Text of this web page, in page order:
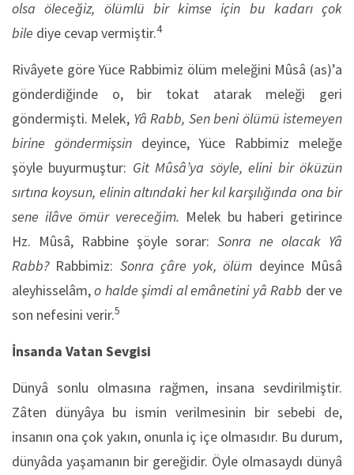
olsa öleceğiz, ölümlü bir kimse için bu kadarı çok
bile diye cevap vermiştir.4
Rivâyete göre Yüce Rabbimiz ölüm meleğini Mûsâ (as)’a
gönderdiğinde o, bir tokat atarak meleği geri
göndermişti. Melek, Yâ Rabb, Sen beni ölümü istemeyen
birine göndermişsin deyince, Yüce Rabbimiz meleğe
şöyle buyurmuştur: Git Mûsâ’ya söyle, elini bir öküzün
sırtına koysun, elinin altındaki her kıl karşılığında ona bir
sene ilâve ömür vereceğim. Melek bu haberi getirince
Hz. Mûsâ, Rabbine şöyle sorar: Sonra ne olacak Yâ
Rabb? Rabbimiz: Sonra çâre yok, ölüm deyince Mûsâ
aleyhisselâm,o halde şimdi al emânetini yâ Rabb der ve
son nefesini verir.5
İnsanda Vatan Sevgisi
Dünyâ sonlu olmasına rağmen, insana sevdirilmiştir.
Zâten dünyâya bu ismin verilmesinin bir sebebi de,
insanın ona çok yakın, onunla iç içe olmasıdır. Bu durum,
dünyâda yaşamanın bir gereğidir. Öyle olmasaydı dünyâ